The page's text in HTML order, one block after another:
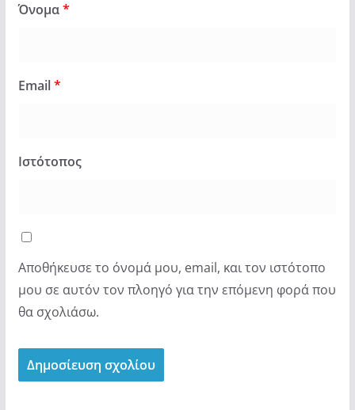
Όνομα*
Email*
Ιστότοπος
Αποθήκευσε το όνομά μου, email, και τον ιστότοπο
μου σε αυτόν τον πλοηγό για την επόμενη φορά που
θα σχολιάσω.